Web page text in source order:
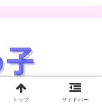
トップ サイドバー